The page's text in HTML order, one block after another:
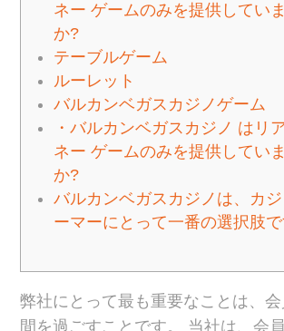
ネー ゲームのみを提供してい
か?
テーブルゲーム
ルーレット
バルカンベガスカジノゲーム
・バルカンベガスカジノ はリ
ネー ゲームのみを提供してい
か?
バルカンベガスカジノは、カ
ーマーにとって一番の選択肢
弊社にとって最も重要なことは、
間を過ごすことです。 当社は、会